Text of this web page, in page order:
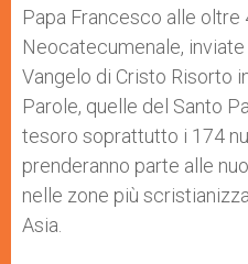
Papa Francesco alle
Neocatecumenale, inviate
Vangelo di Cristo Risorto
Parole, quelle del Santo
tesoro soprattutto i 174
prenderanno parte alle
nelle zone più
Asia.